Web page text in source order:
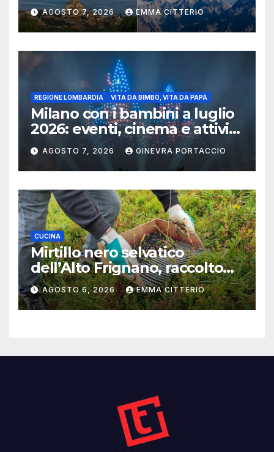
AGOSTO 7, 2026 EMMA CITTERIO
REGIONE LOMBARDIA VITA DA BIMBO, VITA DA PAPÀ
Milano con i bambini a luglio
2026: eventi, cinema e attività
per famiglie
AGOSTO 7, 2026 GINEVRA PORTACCIO
CUCINA
Mirtillo nero selvatico
dell’Alto Frignano, raccolto
buono e clima da monitorare
AGOSTO 6, 2026 EMMA CITTERIO